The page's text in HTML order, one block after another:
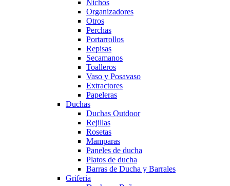
Nichos
Organizadores
Otros
Perchas
Portarrollos
Repisas
Secamanos
Toalleros
Vaso y Posavaso
Extractores
Papeleras
Duchas
Duchas Outdoor
Rejillas
Rosetas
Mamparas
Paneles de ducha
Platos de ducha
Barras de Ducha y Barrales
Griferia